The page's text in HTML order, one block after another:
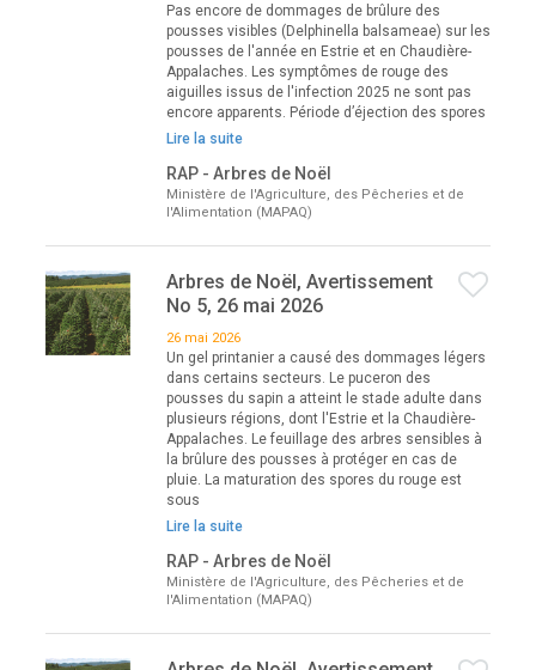
Pas encore de dommages de brûlure des
pousses visibles (Delphinella balsameae) sur les
pousses de l'année en Estrie et en Chaudière-
Appalaches. Les symptômes de rouge des
aiguilles issus de l'infection 2025 ne sont pas
encore apparents. Période d’éjection des spores
Lire la suite
RAP - Arbres de Noël
Ministère de l'Agriculture, des Pêcheries et de
l'Alimentation (MAPAQ)
Arbres de Noël, Avertissement
No 5, 26 mai 2026
26 mai 2026
Un gel printanier a causé des dommages légers
dans certains secteurs. Le puceron des
pousses du sapin a atteint le stade adulte dans
plusieurs régions, dont l'Estrie et la Chaudière-
Appalaches. Le feuillage des arbres sensibles à
la brûlure des pousses à protéger en cas de
pluie. La maturation des spores du rouge est
sous
Lire la suite
RAP - Arbres de Noël
Ministère de l'Agriculture, des Pêcheries et de
l'Alimentation (MAPAQ)